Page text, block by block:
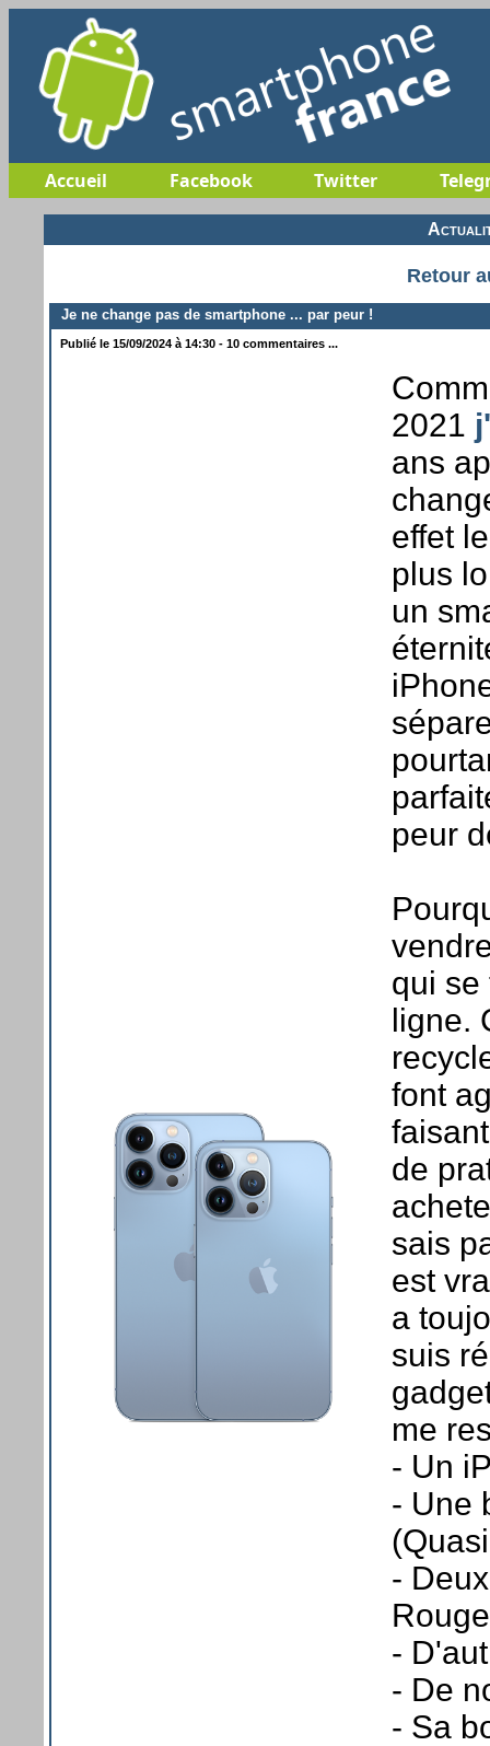
Accueil Facebook Twitter
Retour
Je ne change pas de smartphone ... par peur !
Publié le 15/09/2024 à 14:30 - 10 commentaires ...
2021
ans
effet
plus
un
peur
qui se
ligne.
font
de
sais
est
a
suis
me
- Un
- Une
-
-
- De
- Sa